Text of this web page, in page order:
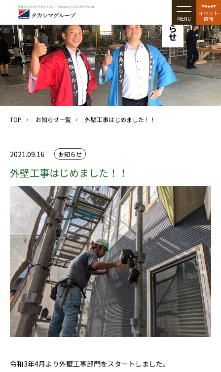
MENU
イベント
情報
お知らせ
TOP お知らせ一覧 外壁工事はじめました！！
2021.09.16 お知らせ
外壁工事はじめました！！
令和3年4月より外壁工事部門をスタートしました。